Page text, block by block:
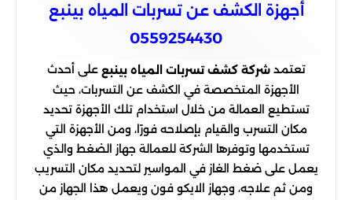
أجهزة الكشف عن تسربات المياه بينبع
0559254430
تعتمدشركة كشف تسربات المياه بينبع على أحدث
الأجهزة المتخصصة في الكشف عن التسربات، حيث
تستطيع العمالة من خلال استخدام تلك الأجهزة تحديد
مكان التسرب والقيام بإصلاحه فورًا، ومن الأجهزة التي
تستخدمها وتوفرها الشركة للعمالة جهاز الضغط والذي
يعمل على ضغط الغاز في المواسير لتحديد مكان التسريب
ومن ثم علاجه، وجهاز الايكو فون ويعمل هذا الجهاز من